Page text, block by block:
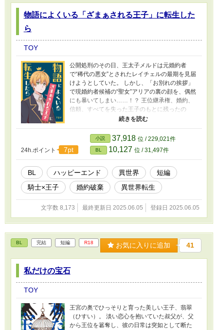
物語によくいる「ざまぁされる王子」に転生した
ら
TOY
公開処刑のその日、王太子メルドは元婚約者
で“稀代の悪女”とされたレイチェルの最期を見届
けようとしていた。 しかし、「お別れの挨拶」
で現婚約者候補の“聖女”アリアの裏の顔を、偶然
にも暴いてしまい……！？ 王位継承権、婚約、
信頼、すべてを失った王子のもとに残ったの
は、幼馴染であり護衛騎士のケイ。 これは、聖
女に騙され全てを失った王子と、その護衛騎士
のちょっとズレた恋(？）の物語。 ハッピーエン
ドです！ ※別で投稿している 「処刑台の元婚約
者は無実でした～聖女に騙された元王太子が幸
せになるまで～」のR18版です。 設定と後半の
展開が少し変わっています。
24h.ポイント 7pt
小説 37,918 位 / 229,021件
BL 10,127 位 / 31,497件
BL ハッピーエンド 異世界
短編
騎士×王子
婚約破棄 異世界転生
文字数 8,173 最終更新日 2025.06.05 登録日 2025.06.05
BL 完結 短編 R18 お気に入りに追加 41
私だけの宝石
TOY
王宮の奥でひっそりと育った美しい王子、翡翠
（ひすい）。 淡い恋心を抱いていた叔父が、父
から王位を簒奪し、彼の日常は突如として断た